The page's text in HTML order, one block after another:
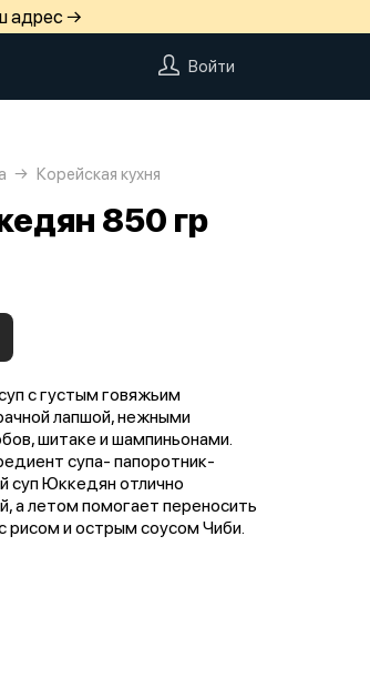
адрес →
Войти
Корейская кухня
850 гр
с густым говяжьим
лапшой, нежными
шитаке и шампиньонами.
супа- папоротник-
суп Юккедян отлично
а летом помогает переносить
рисом и острым соусом Чиби.